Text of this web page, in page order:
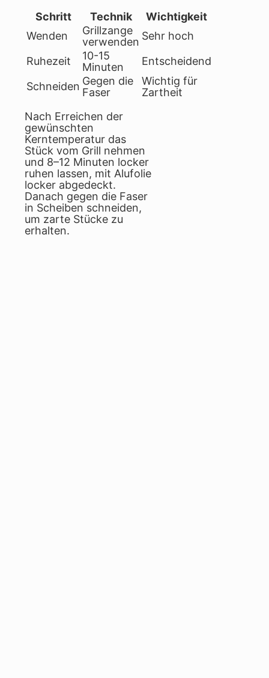
Schritt
Technik
Wichtigkeit
Wenden
Grillzange
verwenden Sehr hoch
Ruhezeit
10-15
Minuten
Entscheidend
Schneiden Gegen die
Faser
Wichtig für
Zartheit
Nach Erreichen der
gewünschten
Kerntemperatur das
Stück vom Grill nehmen
und 8–12 Minuten locker
ruhen lassen, mit Alufolie
locker abgedeckt.
Danach gegen die Faser
in Scheiben schneiden,
um zarte Stücke zu
erhalten.